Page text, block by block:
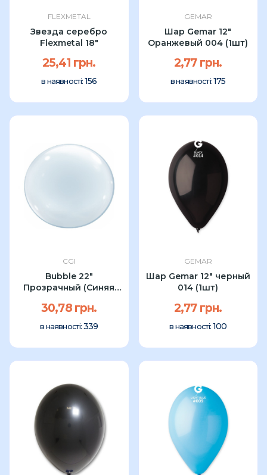
FLEXMETAL
Звезда серебро
Flexmetal 18"
25,41 грн.
в наявності: 156
GEMAR
Шар Gemar 12"
Оранжевый 004 (1шт)
2,77 грн.
в наявності:175
CGI
Bubble 22"
Прозрачный (Синяя
30,78 грн.
в наявності: 339
GEMAR
Шар Gemar 12" черный
014 (1шт)
2,77 грн.
в наявності: 100